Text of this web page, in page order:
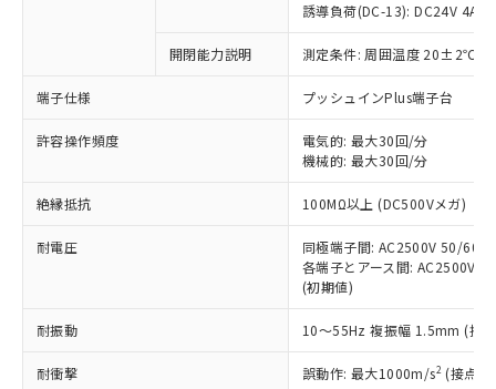
誘導負荷(DC-13): DC24V 4A/
開閉能力説明 測定条件: 周囲温度 20±2℃、
端子仕様 プッシュインPlus端子台
許容操作頻度
電気的: 最大30回/分
機械的: 最大30回/分
絶縁抵抗 100MΩ以上 (DC500Vメガ)
耐電圧
同極端子間: AC2500V 50/
各端子とアース間: AC2500V
(初期値)
耐振動 10～55Hz 複振幅 1.5mm (接
耐衝撃 誤動作: 最大1000m/s2 (接点
以下の条件をお読みいただき、同意のうえ
本サービスは、当社制御機器事業取扱
商品の当社在庫状況および標準価格
(税抜)を提供させていただくもので
当社制御機器事業取扱商品の中には、
本サービスの対象外となる商品もある
ことをご了承ください。
在庫状況および標準価格照会結果は、
記載している更新日時点での社内デー
タに基づき作成されるものであり、閲
覧された時点での実際の在庫および標
準価格とは異なる場合があることをご
対応予定なし：EU RoHS指令（10物質）の
非含有に非対応の商品で、対応品を出す予
調査・確認中：EU RoHS指令（10物質）の
非含有の対応状況を調査中または確認中の
商品です。
害物質有無と関係のない商品です。
仕入先様の事情により、非含有部品として
いたものが、含有品と判明した場合などや
むを得ず変更することがあります。
鉛(Pb) 1000ppm以下、 水銀(Hg) 1000ppm以下、 カド
六価クロム(Cr(Ⅵ)) 1000ppm以下、ポリ臭化ビフェニル
類(PBB) 1000ppm以下、ポリ臭化ジフェニルエーテル類
「○」：最大均質材料含有率が中国RoHSの
基準値以下であることを示します。
「×」：最大均質材料含有率が中国RoHSの
基準値を超えていることを示します。
「－」：未確認です。当社販売部門へお問
*中国RoHS10物質の基準値 (GB/T26572)：
Pb(鉛) :1000ppm、 Hg(水銀) : 1000ppm、 Cd(カドミウ
Cr(Ⅵ)(六価クロム) : 1000ppm、 PBBs(ポリ臭化ビフェ
当社は、これら貴社製品のうち、外国
為替および外国貿易法に定める商品
（以下｢規制貨物等」という）を輸出
または国外への提供する場合は、日本
国政府の輸出許可(または役務取引許
可)を取得するなどの必要な手続きを